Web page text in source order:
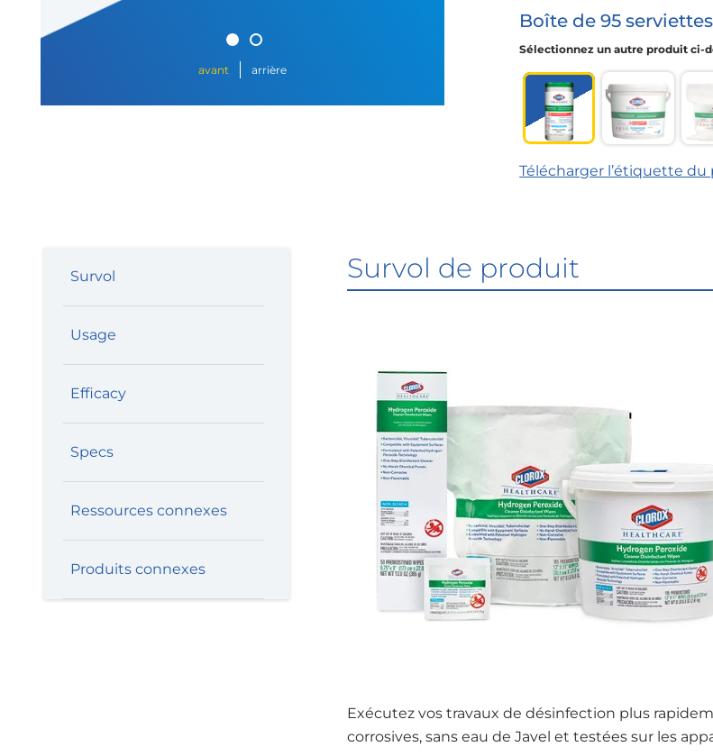
avant arrière
Boîte de 95
Sélectionnez un autre produit ci-
Boîte de 95Seau de
Télécharger l’étiquette du
Survol
Usage
Efficacy
Specs
Ressources connexes
Produits connexes
Survol de produit
Exécutez vos travaux de désinfection plus
corrosives, sans eau de Javel et testées sur les